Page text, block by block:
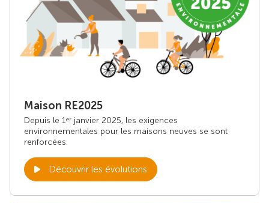
Maison RE2025
Depuis le 1er janvier 2025, les exigences
environnementales pour les maisons neuves se sont
renforcées.
Découvrir les évolutions